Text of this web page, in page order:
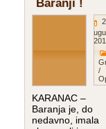
Baranji !
/
KARANAC –
Baranja je, do
nedavno, imala